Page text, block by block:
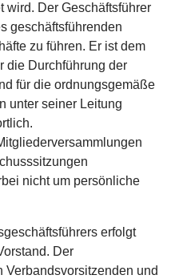
wird. Der Geschäftsführer
geschäftsführenden
zu führen. Er ist dem
die Durchführung der
für die ordnungsgemäße
unter seiner Leitung
nicht um persönliche
erfolgt
Der
Verbandsvorsitzenden und